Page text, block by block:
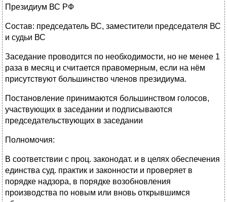
Президиум ВС РФ
Состав: председатель ВС, заместители председателя ВС
и судьи ВС
Заседание проводится по необходимости, но не менее 1
раза в месяц и считается правомерным, если на нём
присутствуют большинство членов президиума.
Постановление принимаются большинством голосов,
участвующих в заседании и подписываются
председательствующих в заседании
Полномочия:
В соответствии с проц. законодат. и в целях обеспечения
единства суд. практик и законности и проверяет в
порядке надзора, в порядке возобновления
производства по новым или вновь открывшимся